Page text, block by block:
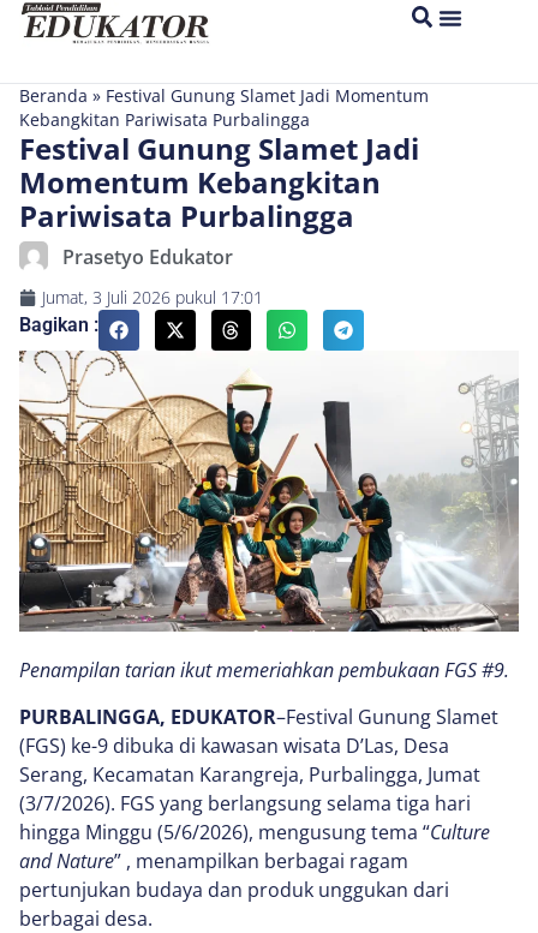
Beranda » Festival Gunung Slamet Jadi Momentum
Kebangkitan Pariwisata Purbalingga
Festival Gunung Slamet Jadi
Momentum Kebangkitan
Pariwisata Purbalingga
Prasetyo Edukator
Jumat, 3 Juli 2026 pukul 17:01
Bagikan :
Penampilan tarian ikut memeriahkan pembukaan FGS #9.
PURBALINGGA, EDUKATOR–Festival Gunung Slamet
(FGS) ke-9 dibuka di kawasan wisata D’Las, Desa
Serang, Kecamatan Karangreja, Purbalingga, Jumat
(3/7/2026). FGS yang berlangsung selama tiga hari
hingga Minggu (5/6/2026), mengusung tema “Culture
and Nature” , menampilkan berbagai ragam
pertunjukan budaya dan produk unggukan dari
berbagai desa.